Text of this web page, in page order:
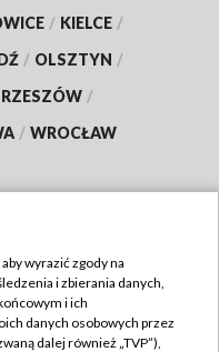
/ KIELCE /
/ OLSZTYN /
RZESZÓW /
/ WROCŁAW
wyrazić zgody na
i zbierania danych,
i ich
danych osobowych przez
dalej również „TVP”),